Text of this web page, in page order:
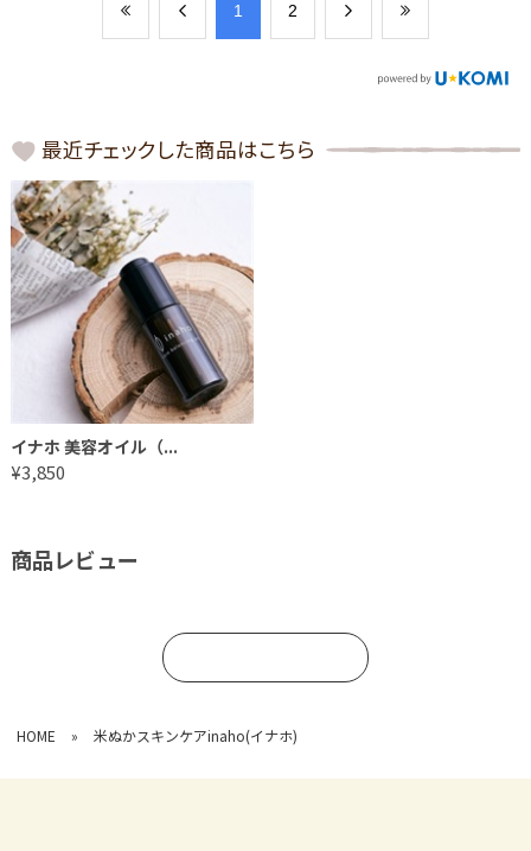
​1 ​2
最近チェックした商品はこちら
イナホ 美容オイル（...
¥3,850
商品レビュー
HOME » 米ぬかスキンケアinaho(イナホ)